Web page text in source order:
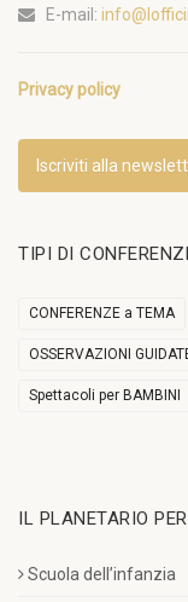
E-mail:
Privacy policy
Iscriviti alla
TIPI DI
CONFERENZE a TEMA
OSSERVAZIONI
Spettacoli per BAMBINI
IL PLANETARIO
Scuola dell’infanzia